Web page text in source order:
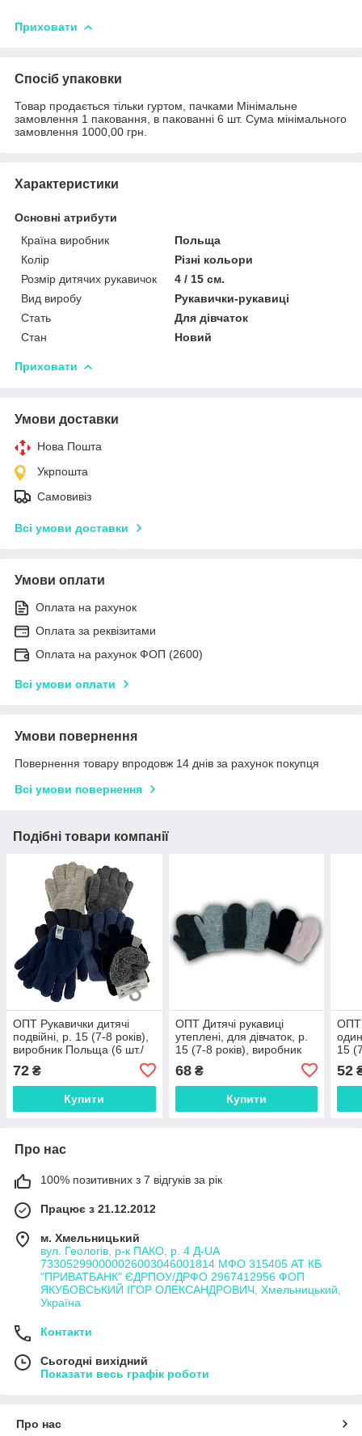
Приховати
Спосіб упаковки
Товар продається тільки гуртом, пачками Мінімальне
замовлення 1 паковання, в пакованні 6 шт. Сума мінімального
замовлення 1000,00 грн.
Характеристики
Основні атрибути
Країна виробник
Польща
Колір
Різні кольори
Розмір дитячих рукавичок
4 / 15 см.
Вид виробу
Рукавички-рукавиці
Стать
Для дівчаток
Стан
Новий
Приховати
Умови доставки
Нова Пошта
Укрпошта
Самовивіз
Всі умови доставки
Умови оплати
Оплата на рахунок
Оплата за реквізитами
Оплата на рахунок ФОП (2600)
Всі умови оплати
Умови повернення
Повернення товару впродовж 14 днів за рахунок покупця
Всі умови повернення
Подібні товари компанії
ОПТ Рукавички дитячі
подвійні, р. 15 (7-8 років),
виробник Польща (6 шт./
72 ₴
Купити
ОПТ Дитячі рукавиці
утеплені, для дівчаток, р.
15 (7-8 років), виробник
68₴
Купити
ОПТ
15
52
Про нас
100% позитивних з 7 відгуків за рік
Працює з 21.12.2012
м. Хмельницький
вул. Геологів, р-к ПАКО, р. 4 Д-UA
733052990000026003046001814 МФО 315405 АТ КБ
"ПРИВАТБАНК" ЄДРПОУ/ДРФО 2967412956 ФОП
ЯКУБОВСЬКИЙ ІГОР ОЛЕКСАНДРОВИЧ, Хмельницький,
Україна
Контакти
Сьогодні вихідний
Показати весь графік роботи
Про нас